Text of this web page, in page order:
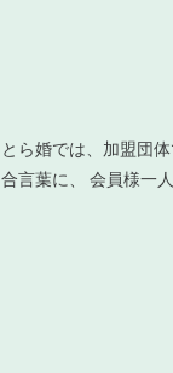
とら婚では、加盟団
合言葉に、 会員様一